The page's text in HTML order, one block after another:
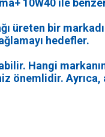
10W40 ile
üreten bir
hedefler.
Hangi
Ayrıca,